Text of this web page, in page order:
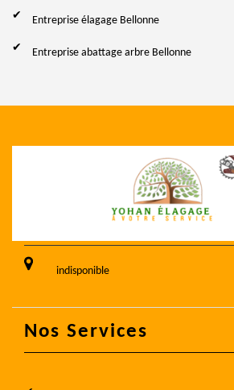
Entreprise élagage Bellonne
Entreprise abattage arbre Bellonne
indisponible
Nos Services